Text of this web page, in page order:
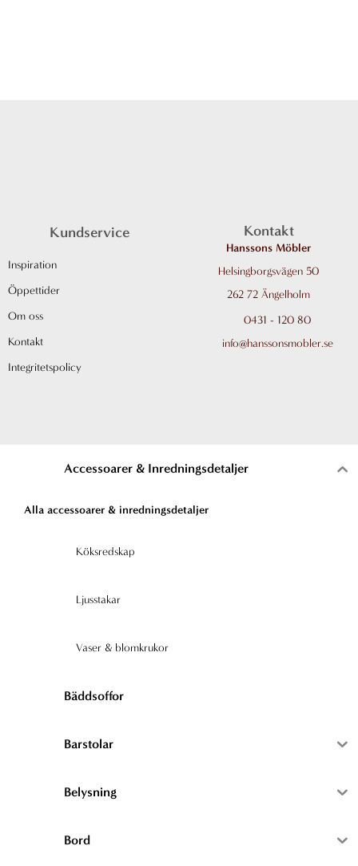
n
s
t
a b
Kundservice
Inspiration
Öppettider
Om oss
Kontakt
Integritetspolicy
Kontakt
Hanssons Möbler
Helsingborgsvägen 50
262 72 Ängelholm
0431 - 120 80
info@hanssonsmobler.se
Accessoarer & Inredningsdetaljer
Alla accessoarer & inredningsdetaljer
Köksredskap
Ljusstakar
Vaser & blomkrukor
Bäddsoffor
Barstolar
Belysning
Bord